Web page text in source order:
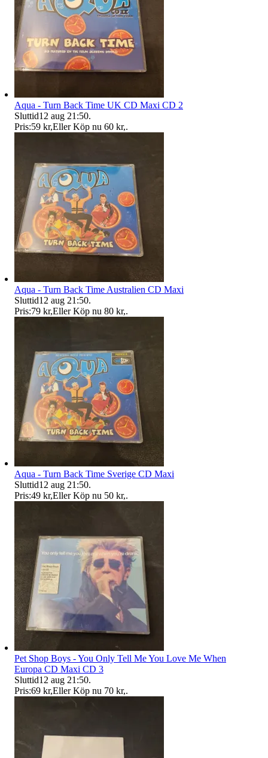
Aqua - Turn Back Time UK CD Maxi CD 2
Sluttid12 aug 21:50.
Pris:59 kr,Eller Köp nu 60 kr,.
Aqua - Turn Back Time Australien CD Maxi
Sluttid12 aug 21:50.
Pris:79 kr,Eller Köp nu 80 kr,.
Aqua - Turn Back Time Sverige CD Maxi
Sluttid12 aug 21:50.
Pris:49 kr,Eller Köp nu 50 kr,.
Pet Shop Boys - You Only Tell Me You Love Me When
Europa CD Maxi CD 3
Sluttid12 aug 21:50.
Pris:69 kr,Eller Köp nu 70 kr,.